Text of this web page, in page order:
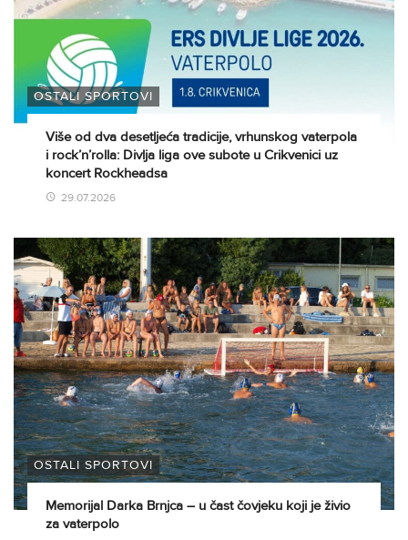
OSTALI SPORTOVI
Više od dva desetljeća tradicije, vrhunskog vaterpola
i rock’n’rolla: Divlja liga ove subote u Crikvenici uz
koncert Rockheadsa
29.07.2026
OSTALI SPORTOVI
Memorijal Darka Brnjca – u čast čovjeku koji je živio
za vaterpolo